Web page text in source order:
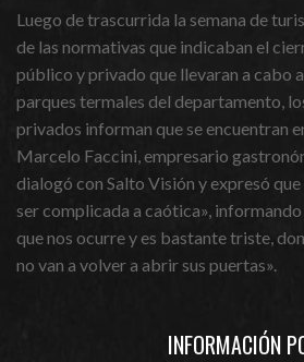
Luego de trascurrida la semana de
de las normativas que indicaban el
público y privado que llevaran a cabo
parques termales del departamento,
privados informan que se encuentran
Marcelo Faccini, empresario
dialogó con Salto Visión y expresó
ser complicada a caótica», informando
que nos ocurre y es bastante triste,
no van a volver a abrir sus puertas».
INFORMACIÓN